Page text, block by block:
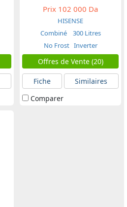
Prix 102 000 Da
HISENSE
Combiné
300 Litres
No Frost Inverter
Offres de Vente (20)
Fiche
Similaires
Comparer